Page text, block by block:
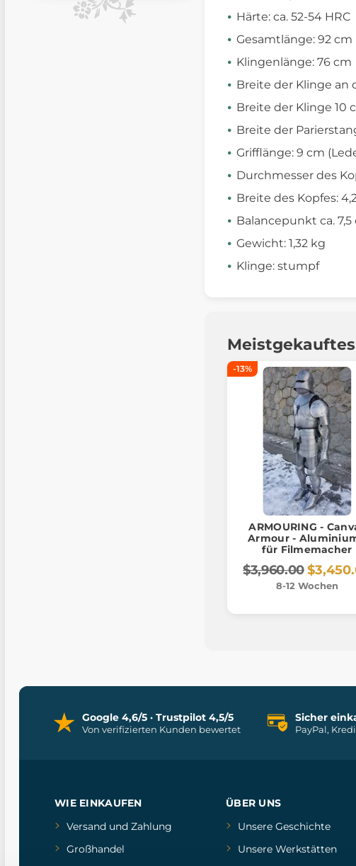
Härte: ca. 52-54 HRC
Gesamtlänge: 92 cm
Klingenlänge: 76 cm
Breite der Klinge an
Breite der Klinge 10
Breite der
Grifflänge: 9 cm
Durchmesser des
Breite des Kopfes:
Balancepunkt ca.
Gewicht: 1,32 kg
Klinge: stumpf
-13%
ARMOURING -
Armour -
für Filmemacher
$3,960.00
8-12 Wochen
Google 4,6/5 · Trustpilot 4,5/5
Von verifizierten Kunden bewertet
Sicher
PayPal,
WIE EINKAUFEN
Versand und Zahlung
Großhandel
ÜBER UNS
Unsere Geschichte
Unsere Werkstätten